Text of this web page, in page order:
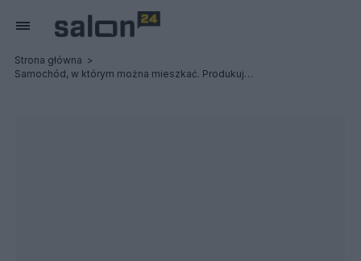
Strona główna
Samochód, w którym można mieszkać. Produkuje się go w Polsce